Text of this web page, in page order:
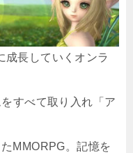
成長していくオンラ
すべて取り入れ「ア
MMORPG。記憶を